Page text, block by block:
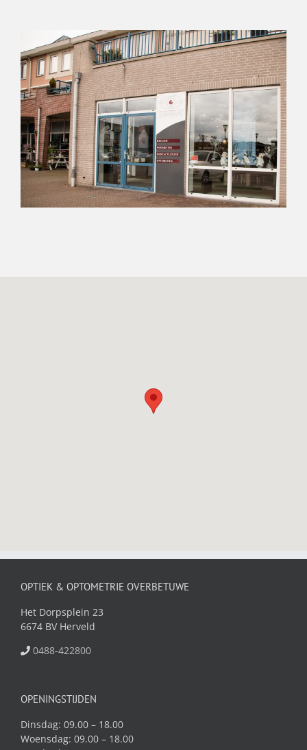
OPTIEK & OPTOMETRIE OVERBETUWE
Het Dorpsplein 23
6674 BV Herveld
0488-422800
OPENINGSTIJDEN
Dinsdag: 09.00 – 18.00
Woensdag: 09.00 – 18.00